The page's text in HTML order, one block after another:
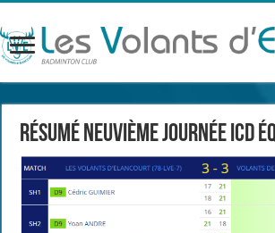
Résumé neuvième journée ICD